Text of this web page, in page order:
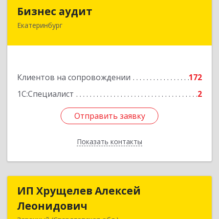
Бизнес аудит
Екатеринбург
Клиентов на сопровождении
172
1С:Специалист
2
Отправить заявку
Показать контакты
620062, Свердловская обл, Екатеринбург г,
Отправить заявку
Назад
ИП Хрущелев Алексей
Леонидович
ИП Хрущелев Алексей